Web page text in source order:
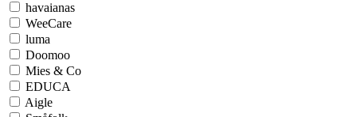
havaianas
WeeCare
luma
Doomoo
Mies & Co
EDUCA
Aigle